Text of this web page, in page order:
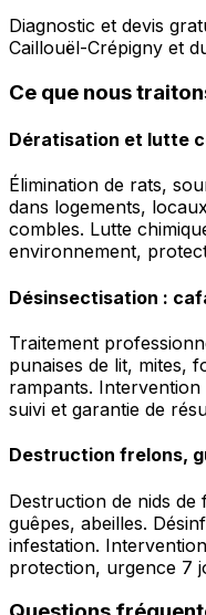
Diagnostic et devis
Caillouël-Crépigny et
Ce que nous
Dératisation et lutte
Élimination de rats,
dans logements,
combles. Lutte
environnement,
Désinsectisation :
Traitement
punaises de lit, mites,
rampants.
suivi et garantie de
Destruction frelons,
Destruction de nids de
guêpes, abeilles.
infestation.
protection, urgence 7